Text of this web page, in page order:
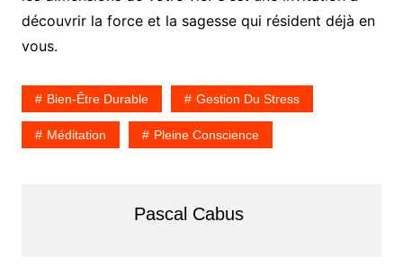
découvrir la force et la sagesse qui résident déjà en
vous.
Bien-Être Durable Gestion Du Stress
Méditation Pleine Conscience
Pascal Cabus